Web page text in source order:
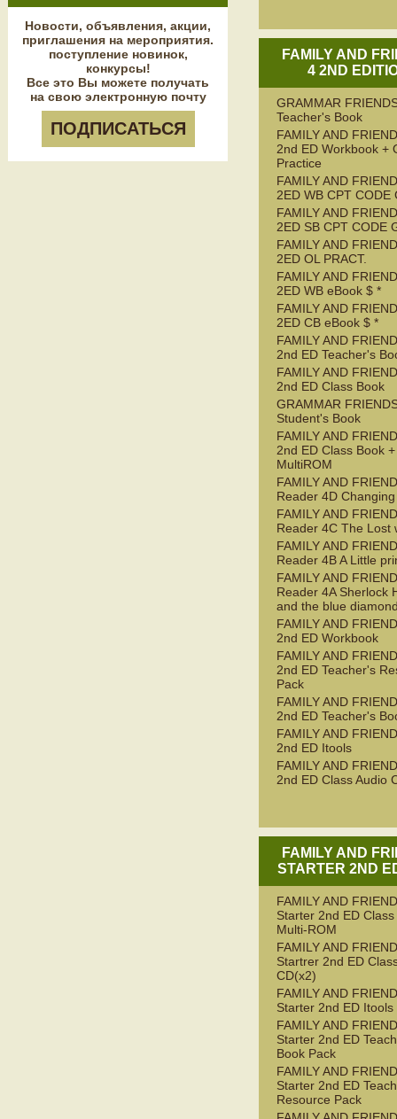
Новости, объявления, акции,
приглашения на мероприятия.
поступление новинок,
конкурсы!
Все это Вы можете получать
на свою электронную почту
ПОДПИСАТЬСЯ
FAMILY AND
4 2ND
GRAMMAR
Teacher's Book
FAMILY AND
2nd ED Workbook +
Practice
FAMILY AND
2ED WB CPT CODE
FAMILY AND
2ED SB CPT CODE
FAMILY AND
2ED OL PRACT.
FAMILY AND
2ED WB eBook $ *
FAMILY AND
2ED CB eBook $ *
FAMILY AND
2nd ED Teacher's
FAMILY AND
2nd ED Class Book
GRAMMAR
Student's Book
FAMILY AND
2nd ED Class Book +
MultiROM
FAMILY AND
Reader 4D
FAMILY AND
Reader 4C The Lost
FAMILY AND
Reader 4B A Little
FAMILY AND
Reader 4A Sherlock
and the blue
FAMILY AND
2nd ED Workbook
FAMILY AND
2nd ED Teacher's
Pack
FAMILY AND
2nd ED Teacher's
FAMILY AND
2nd ED Itools
FAMILY AND
2nd ED Class Audio
FAMILY AND
STARTER 2ND
FAMILY AND
Starter 2nd ED
Multi-ROM
FAMILY AND
Startrer 2nd ED
CD(x2)
FAMILY AND
Starter 2nd ED Itools
FAMILY AND
Starter 2nd ED
Book Pack
FAMILY AND
Starter 2nd ED
Resource Pack